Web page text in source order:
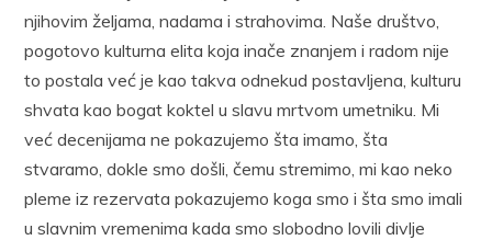
njihovim željama, nadama i strahovima. Naše društvo,
pogotovo kulturna elita koja inače znanjem i radom nije
to postala već je kao takva odnekud postavljena, kulturu
shvata kao bogat koktel u slavu mrtvom umetniku. Mi
već decenijama ne pokazujemo šta imamo, šta
stvaramo, dokle smo došli, čemu stremimo, mi kao neko
pleme iz rezervata pokazujemo koga smo i šta smo imali
u slavnim vremenima kada smo slobodno lovili divlje